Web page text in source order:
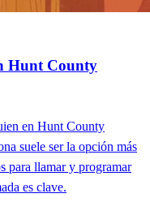
Hunt County
en Hunt County
suele ser la opción más
para llamar y programar
es clave.